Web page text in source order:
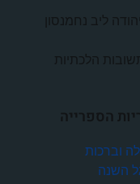
ליב נחמנסון
הלכתיות
הספרייה